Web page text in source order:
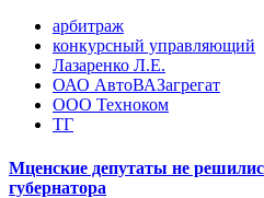
арбитраж
конкурсный управляющий
Лазаренко Л.Е.
ОАО АвтоВАЗагрегат
ООО Техноком
ТГ
Мценские депутаты не
губернатора